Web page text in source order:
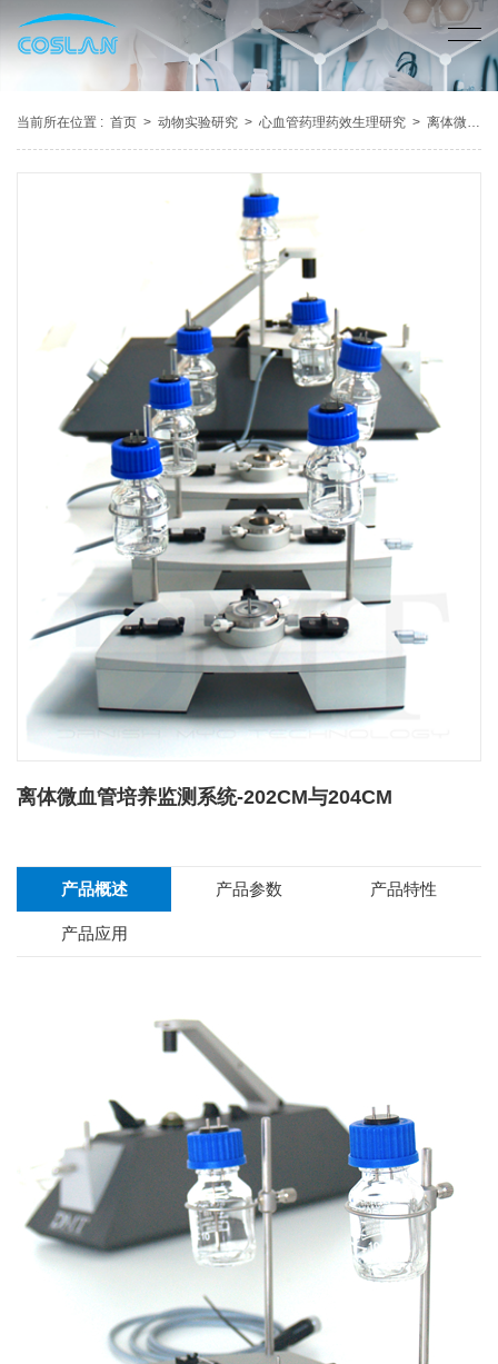
当前所在位置 : 首页 > 动物实验研究 > 心血管药理药效生理研究 > 离体微血管张力测定系统
离体微血管培养监测系统-202CM与204CM
产品概述 产品参数 产品特性
产品应用